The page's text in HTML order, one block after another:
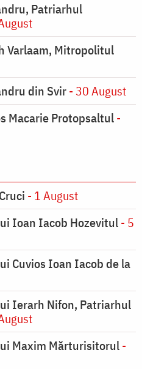
Patriarhul
Varlaam, Mitropolitul
din Svir- 30 August
Macarie Protopsaltul-
- 1 August
Ioan Iacob Hozevitul- 5
Cuvios Ioan Iacob de la
Ierarh Nifon, Patriarhul
Maxim Mărturisitorul-